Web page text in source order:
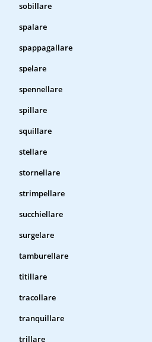
sobillare
spalare
spappagallare
spelare
spennellare
spillare
squillare
stellare
stornellare
strimpellare
succhiellare
surgelare
tamburellare
titillare
tracollare
tranquillare
trillare